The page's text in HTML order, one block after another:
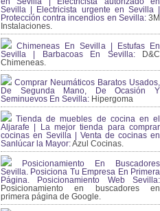
Sevilla | Electricista urgente en Sevilla |
Protección contra incendios en Sevilla:3M
Instalaciones.
Chimeneas En Sevilla | Estufas En
Sevilla | Barbacoas En Sevilla:D&C
Chimeneas.
Comprar Neumáticos Baratos Usados,
De Segunda Mano, De Ocasión Y
Seminuevos En Sevilla: Hipergoma
Tienda de muebles de cocina en el
Aljarafe | La mejor tienda para comprar
cocinas en Sevilla | Venta de cocinas en
Sanlúcar la Mayor:Azul Cocinas.
Posicionamiento En Buscadores
Sevilla. Posiciona Tu Empresa En Primera
Página. Posicionamiento Web Sevilla:
Posicionamiento en buscadores en
primera página de Google.